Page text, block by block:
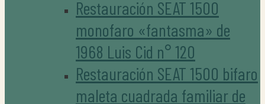
Restauración SEAT 1500
monofaro «fantasma» de
1968 Luis Cid n° 120
Restauración SEAT 1500 bifaro
maleta cuadrada familiar de